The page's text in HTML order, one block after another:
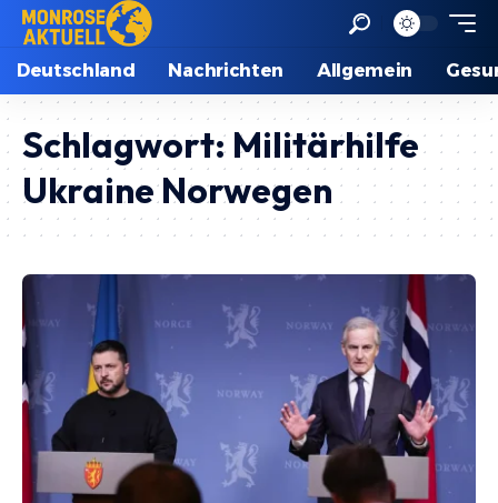
Deutschland Nachrichten Allgemein
Schlagwort: Militärhilfe
Ukraine Norwegen